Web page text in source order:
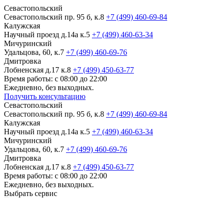
Севастопольский
Севастопольский пр. 95 б, к.8 +7 (499) 460-69-84
Калужская
Научный проезд д.14а к.5 +7 (499) 460-63-34
Мичуринский
Удальцова, 60, к.7 +7 (499) 460-69-76
Дмитровка
Лобненская д.17 к.8 +7 (499) 450-63-77
Время работы: с 08:00 до 22:00
Ежедневно, без выходных.
Получить консультацию
Севастопольский
Севастопольский пр. 95 б, к.8 +7 (499) 460-69-84
Калужская
Научный проезд д.14а к.5 +7 (499) 460-63-34
Мичуринский
Удальцова, 60, к.7 +7 (499) 460-69-76
Дмитровка
Лобненская д.17 к.8 +7 (499) 450-63-77
Время работы: с 08:00 до 22:00
Ежедневно, без выходных.
Выбрать сервис